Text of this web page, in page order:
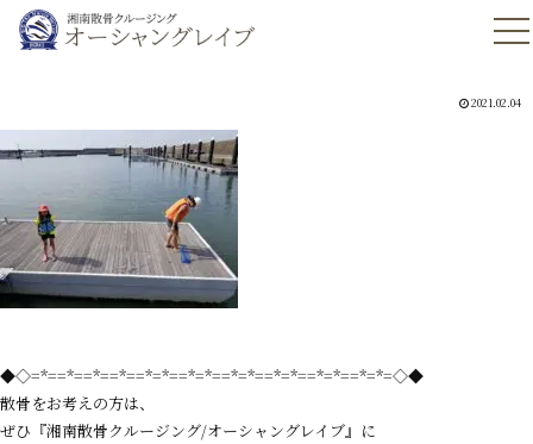
2021.02.04
◆◇=*==*==*==*==*=*==*=*==*=*==*=*==*=*==*=*=◇◆
散骨をお考えの方は、
ぜひ『湘南散骨クルージング/オーシャングレイブ』に